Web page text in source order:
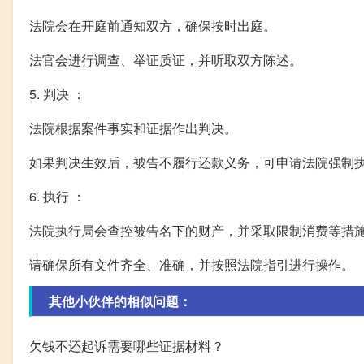
法院会在开庭前通知双方，确保按时出庭。
法官会进行调查、举证质证，并听取双方陈述。
5. 判决 ：
法院根据案件事实和证据作出判决。
如果判决生效后，被告不履行还款义务，可申请法院强制执
6. 执行 ：
法院执行局会查控被告名下的财产，并采取限制消费等措施
请确保所有文件齐全、准确，并按照法院指引进行操作。
其他小伙伴的相似问题：
欠钱不还起诉需要哪些证据材料？